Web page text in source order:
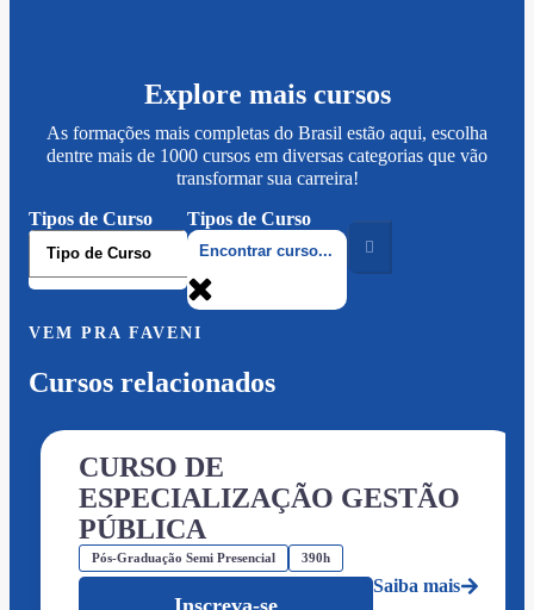
Explore mais cursos
As formações mais completas do Brasil estão aqui, escolha
dentre mais de 1000 cursos em diversas categorias que vão
transformar sua carreira!
Tipos de Curso
Tipos de Curso
VEM PRA FAVENI
Cursos relacionados
CURSO DE
ESPECIALIZAÇÃO GESTÃO
PÚBLICA
Pós-Graduação Semi Presencial 390h
Saiba mais